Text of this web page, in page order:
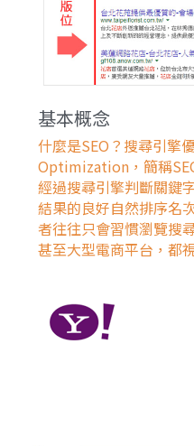
基本概念
什麼是SEO？搜尋引擎
Optimization，簡稱
經過搜尋引擎判斷關鍵
結果的良好自然排序名
者往往只會習慣瀏覽搜
甚至大型電商平台，都